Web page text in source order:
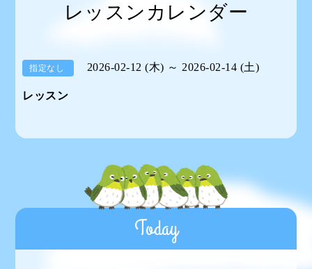
レッスンカレンダー
指定なし 2026-02-12 (木) ～ 2026-02-14 (土)
レッスン
Today